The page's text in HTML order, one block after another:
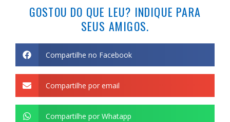
GOSTOU DO QUE LEU? INDIQUE PARA
SEUS AMIGOS.
Compartilhe no Facebook
Compartilhe por email
Compartilhe por Whatapp